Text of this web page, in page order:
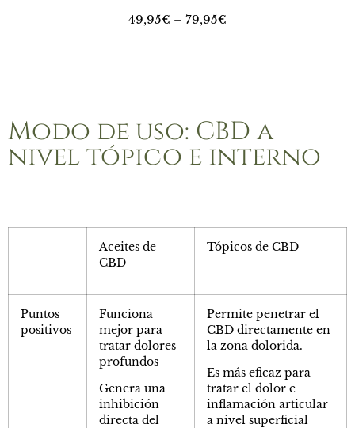
49,95€ – 79,95€
Modo de uso: CBD a
nivel tópico e interno
Aceites de
CBD
Tópicos de CBD
Puntos
positivos
Funciona
mejor para
tratar dolores
profundos
Genera una
inhibición
directa del
Permite penetrar el
CBD directamente en
la zona dolorida.
Es más eficaz para
tratar el dolor e
inflamación articular
a nivel superficial